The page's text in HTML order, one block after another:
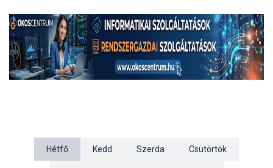
Hétfő Kedd Szerda Csütörtök